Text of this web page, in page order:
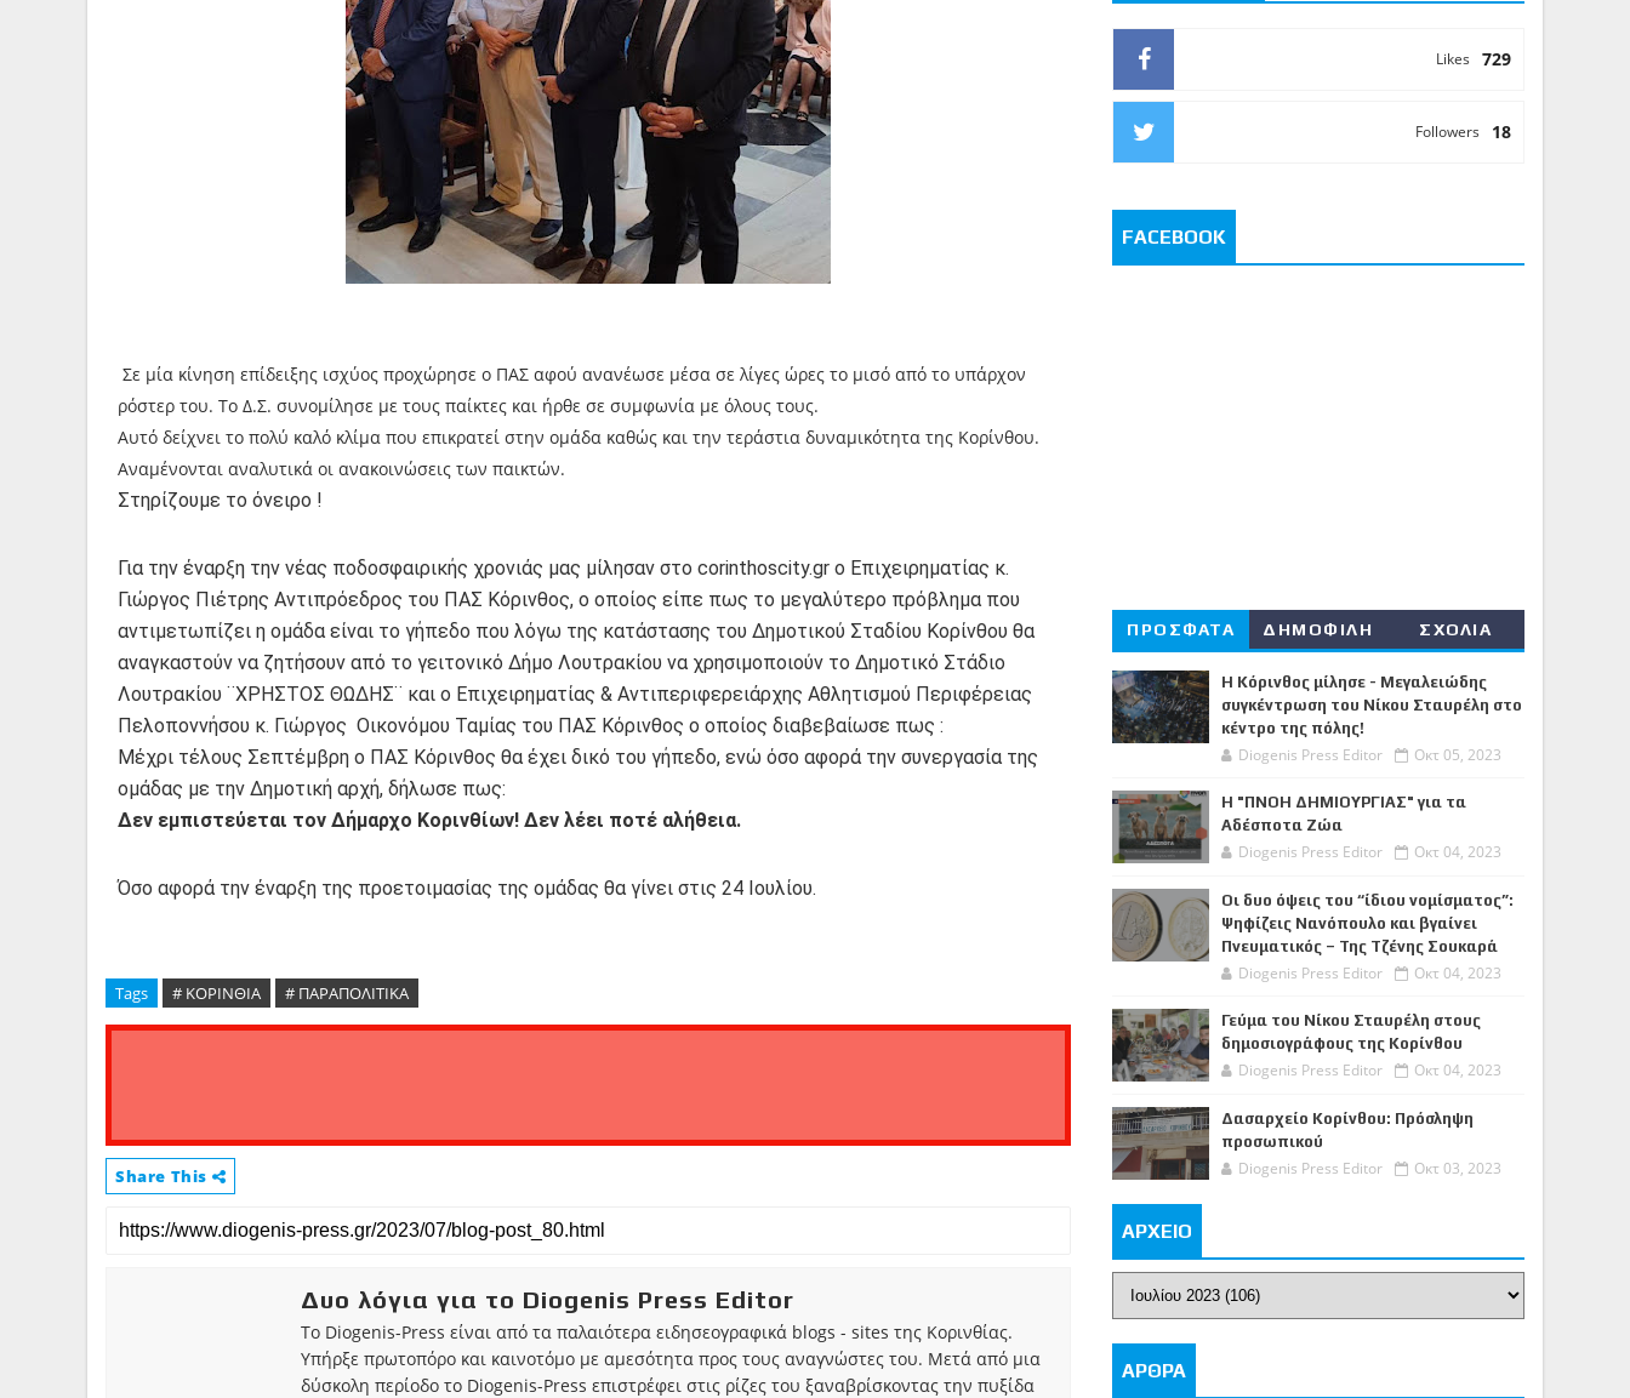
Σε μία κίνηση επίδειξης ισχύος προχώρησε ο ΠΑΣ αφού ανανέωσε μέσα σε λίγες ώρες το μισό από το υπάρχον
ρόστερ του. Το Δ.Σ. συνομίλησε με τους παίκτες και ήρθε σε συμφωνία με όλους τους.
Αυτό δείχνει το πολύ καλό κλίμα που επικρατεί στην ομάδα καθώς και την τεράστια δυναμικότητα της Κορίνθου.
Αναμένονται αναλυτικά οι ανακοινώσεις των παικτών.
Στηρίζουμε το όνειρο !
Για την έναρξη την νέας ποδοσφαιρικής χρονιάς μας μίλησαν στο corinthoscity.gr ο Επιχειρηματίας κ.
Γιώργος Πιέτρης Αντιπρόεδρος του ΠΑΣ Κόρινθος, ο οποίος είπε πως το μεγαλύτερο πρόβλημα που
αντιμετωπίζει η ομάδα είναι το γήπεδο που λόγω της κατάστασης του Δημοτικού Σταδίου Κορίνθου θα
αναγκαστούν να ζητήσουν από το γειτονικό Δήμο Λουτρακίου να χρησιμοποιούν το Δημοτικό Στάδιο
Λουτρακίου ¨ΧΡΗΣΤΟΣ ΘΩΔΗΣ¨ και ο Επιχειρηματίας & Αντιπεριφερειάρχης Αθλητισμού Περιφέρειας
Πελοποννήσου κ. Γιώργος Οικονόμου Ταμίας του ΠΑΣ Κόρινθος ο οποίος διαβεβαίωσε πως :
Μέχρι τέλους Σεπτέμβρη ο ΠΑΣ Κόρινθος θα έχει δικό του γήπεδο, ενώ όσο αφορά την συνεργασία της
ομάδας με την Δημοτική αρχή, δήλωσε πως:
Δεν εμπιστεύεται τον Δήμαρχο Κορινθίων! Δεν λέει ποτέ αλήθεια.
Όσο αφορά την έναρξη της προετοιμασίας της ομάδας θα γίνει στις 24 Ιουλίου.
Tags # ΚΟΡΙΝΘΙΑ # ΠΑΡΑΠΟΛΙΤΙΚΑ
Share This
Δυο λόγια για το Diogenis Press Editor
Το Diogenis-Press είναι από τα παλαιότερα ειδησεογραφικά blogs - sites της Κορινθίας.
Υπήρξε πρωτοπόρο και καινοτόμο με αμεσότητα προς τους αναγνώστες του. Μετά από μια
δύσκολη περίοδο το Diogenis-Press επιστρέφει στις ρίζες του ξαναβρίσκοντας την πυξίδα
729
Likes
18
Followers
FACEBOOK
ΠΡΟΣΦΑΤΑ ΔΗΜΟΦΙΛΗ ΣΧΟΛΙΑ
Η Κόρινθος μίλησε - Μεγαλειώδης
συγκέντρωση του Νίκου Σταυρέλη στο
κέντρο της πόλης!
Diogenis Press Editor Οκτ 05, 2023
Η "ΠΝΟΗ ΔΗΜΙΟΥΡΓΙΑΣ" για τα
Αδέσποτα Ζώα
Diogenis Press Editor Οκτ 04, 2023
Οι δυο όψεις του “ίδιου νομίσματος”:
Ψηφίζεις Νανόπουλο και βγαίνει
Πνευματικός – Της Τζένης Σουκαρά
Diogenis Press Editor Οκτ 04, 2023
Γεύμα του Νίκου Σταυρέλη στους
δημοσιογράφους της Κορίνθου
Diogenis Press Editor Οκτ 04, 2023
Δασαρχείο Κορίνθου: Πρόσληψη
προσωπικού
Diogenis Press Editor Οκτ 03, 2023
ΑΡΧΕΙΟ
ΑΡΘΡΑ